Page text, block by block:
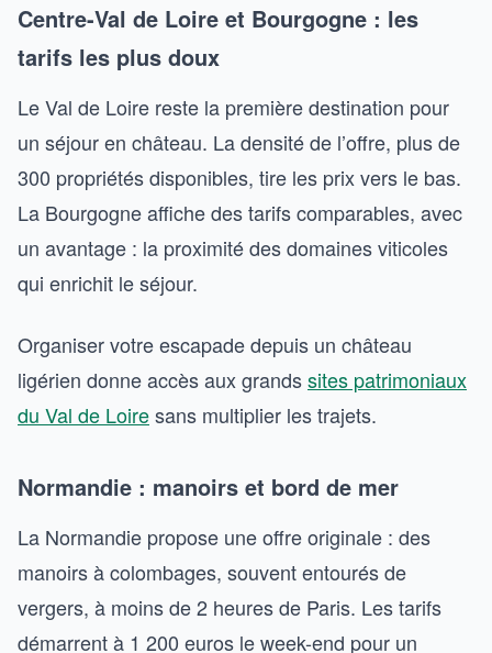
Centre-Val de Loire et Bourgogne : les
tarifs les plus doux
Le Val de Loire reste la première destination pour
un séjour en château. La densité de l’offre, plus de
300 propriétés disponibles, tire les prix vers le bas.
La Bourgogne affiche des tarifs comparables, avec
un avantage : la proximité des domaines viticoles
qui enrichit le séjour.
Organiser votre escapade depuis un château
ligérien donne accès aux grandssites patrimoniaux
du Val de Loiresans multiplier les trajets.
Normandie : manoirs et bord de mer
La Normandie propose une offre originale : des
manoirs à colombages, souvent entourés de
vergers, à moins de 2 heures de Paris. Les tarifs
démarrent à 1 200 euros le week-end pour un